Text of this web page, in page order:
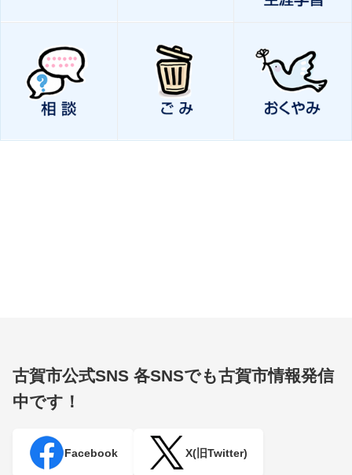
古賀市公式SNS 各SNSでも古賀市情報発信
中です！
Facebook X(旧Twitter)